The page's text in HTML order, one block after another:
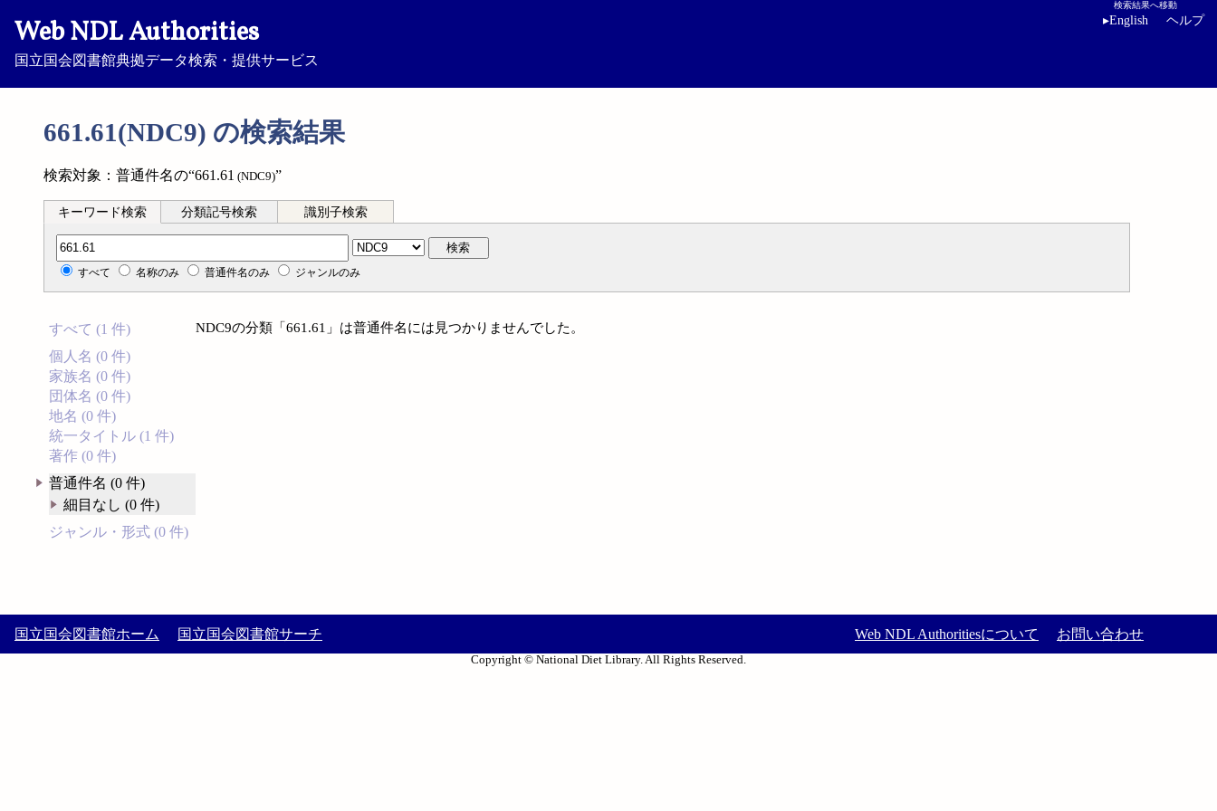
Web NDL Authorities
国立国会図書館典拠データ検索・提供サービス
検索結果へ移動
▸English ヘルプ
661.61(NDC9) の検索結果
検索対象：普通件名の“661.61 (NDC9)”
キーワード検索 分類記号検索 識別子検索
分類記号検索 検索
すべて 名称のみ 普通件名のみ ジャンルのみ
すべて (1 件)
個人名 (0 件)
家族名 (0 件)
団体名 (0 件)
地名 (0 件)
統一タイトル (1 件)
著作 (0 件)
普通件名 (0 件)
細目なし (0 件)
ジャンル・形式 (0 件)
NDC9の分類「661.61」は普通件名には見つかりませんでした。
国立国会図書館ホーム 国立国会図書館サーチ Web NDL Authoritiesについて お問い合わせ
Copyright © National Diet Library. All Rights Reserved.